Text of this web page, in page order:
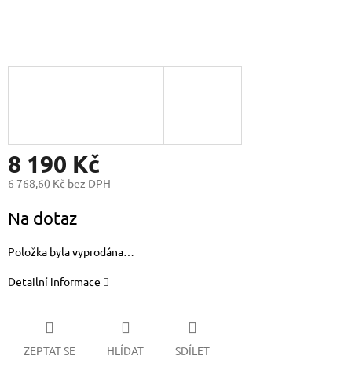
8 190 Kč
6 768,60 Kč bez DPH
cena:
Na dotaz
Položka byla vyprodána…
Detailní informace
ZEPTAT SE HLÍDAT SDÍLET